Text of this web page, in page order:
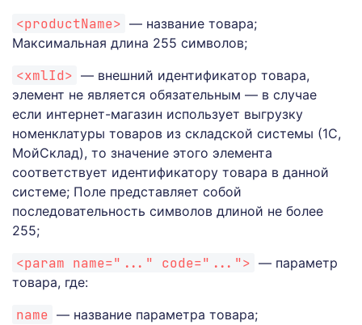
<productName> — название товара;
Максимальная длина 255 символов;
<xmlId> — внешний идентификатор товара,
элемент не является обязательным — в случае
если интернет-магазин использует выгрузку
номенклатуры товаров из складской системы (1С,
МойСклад), то значение этого элемента
соответствует идентификатору товара в данной
системе; Поле представляет собой
последовательность символов длиной не более
255;
<param name="..." code="..."> — параметр
товара, где:
name — название параметра товара;